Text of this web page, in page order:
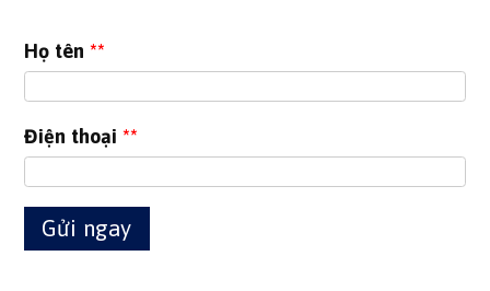
Họ tên**
Điện thoại**
Gửi ngay